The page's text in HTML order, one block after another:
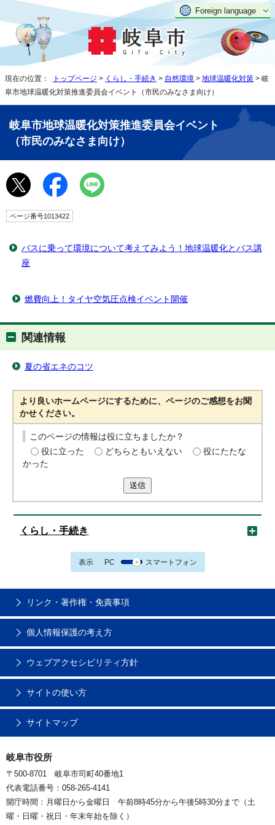
Foreign language
現在の位置： トップページ > くらし・手続き > 自然環境 > 地球温暖化対策 > 岐
阜市地球温暖化対策推進委員会イベント（市民のみなさま向け）
岐阜市地球温暖化対策推進委員会イベント
（市民のみなさま向け）
ページ番号1013422
バスに乗って環境について考えてみよう！地球温暖化とバス講
座
燃費向上！タイヤ空気圧点検イベント開催
関連情報
夏の省エネのコツ
より良いホームページにするために、ページのご感想をお聞
かせください。
このページの情報は役に立ちましたか？
役に立った
どちらともいえない
役にたたな
かった
送信
くらし・手続き
表示 PC スマートフォン
リンク・著作権・免責事項
個人情報保護の考え方
ウェブアクセシビリティ方針
サイトの使い方
サイトマップ
岐阜市役所
〒500-8701 岐阜市司町40番地1
代表電話番号：058-265-4141
開庁時間：月曜日から金曜日 午前8時45分から午後5時30分まで（土
曜・日曜・祝日・年末年始を除く）